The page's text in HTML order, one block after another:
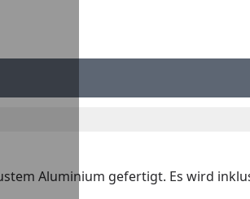
Aluminium gefertigt. Es wird